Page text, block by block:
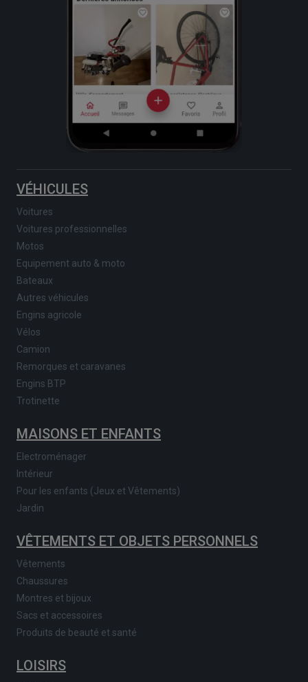
VÉHICULES
Voitures
Voitures professionnelles
Motos
Equipement auto & moto
Bateaux
Autres véhicules
Engins agricole
Vélos
Camion
Remorques et caravanes
Engins BTP
Trotinette
MAISONS ET ENFANTS
Electroménager
Intérieur
Pour les enfants (Jeux et Vêtements)
Jardin
VÊTEMENTS ET OBJETS PERSONNELS
Vêtements
Chaussures
Montres et bijoux
Sacs et accessoires
Produits de beauté et santé
LOISIRS